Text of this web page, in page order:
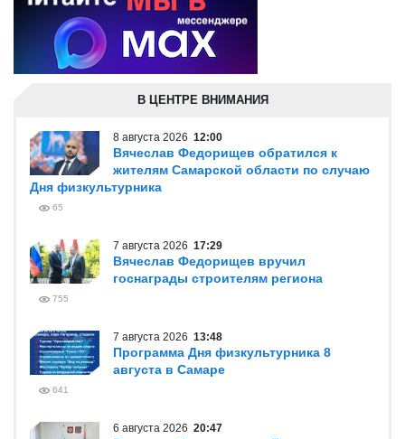
В ЦЕНТРЕ ВНИМАНИЯ
8 августа 2026 12:00
Вячеслав Федорищев обратился к
жителям Самарской области по случаю
Дня физкультурника
65
7 августа 2026 17:29
Вячеслав Федорищев вручил
госнаграды строителям региона
755
7 августа 2026 13:48
Программа Дня физкультурника 8
августа в Самаре
641
6 августа 2026 20:47